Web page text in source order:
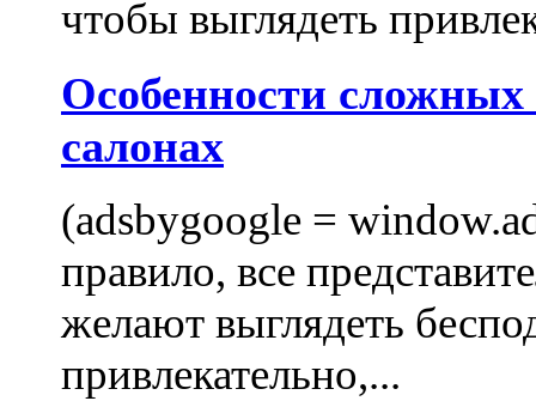
чтобы выглядеть
Особенности
салонах
(adsbygoogle =
правило, все
желают выглядеть
привлекательно,...